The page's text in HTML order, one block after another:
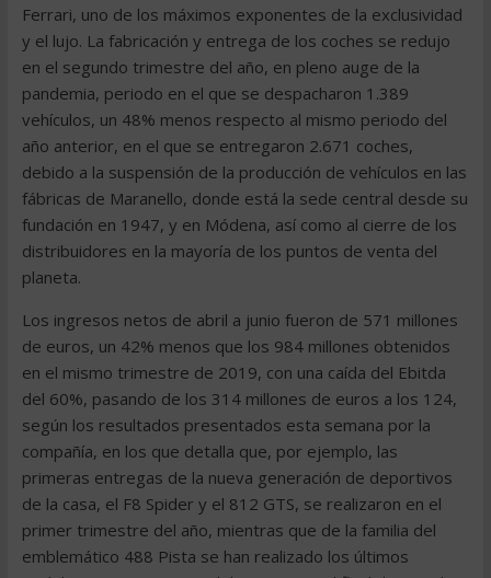
Ferrari, uno de los máximos exponentes de la exclusividad
y el lujo. La fabricación y entrega de los coches se redujo
en el segundo trimestre del año, en pleno auge de la
pandemia, periodo en el que se despacharon 1.389
vehículos, un 48% menos respecto al mismo periodo del
año anterior, en el que se entregaron 2.671 coches,
debido a la suspensión de la producción de vehículos en las
fábricas de Maranello, donde está la sede central desde su
fundación en 1947, y en Módena, así como al cierre de los
distribuidores en la mayoría de los puntos de venta del
planeta.
Los ingresos netos de abril a junio fueron de 571 millones
de euros, un 42% menos que los 984 millones obtenidos
en el mismo trimestre de 2019, con una caída del Ebitda
del 60%, pasando de los 314 millones de euros a los 124,
según los resultados presentados esta semana por la
compañía, en los que detalla que, por ejemplo, las
primeras entregas de la nueva generación de deportivos
de la casa, el F8 Spider y el 812 GTS, se realizaron en el
primer trimestre del año, mientras que de la familia del
emblemático 488 Pista se han realizado los últimos